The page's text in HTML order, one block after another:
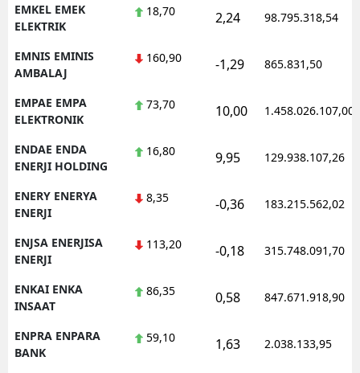
EMKEL EMEK
ELEKTRIK
18,70 2,24 98.795.318,54
EMNIS EMINIS
AMBALAJ
160,90 -1,29 865.831,50
EMPAE EMPA
ELEKTRONIK
73,70 10,00 1.458.026.107,00
ENDAE ENDA
ENERJI HOLDING
16,80 9,95 129.938.107,26
ENERY ENERYA
ENERJI
8,35 -0,36 183.215.562,02
ENJSA ENERJISA
ENERJI
113,20 -0,18 315.748.091,70
ENKAI ENKA
INSAAT
86,35 0,58 847.671.918,90
ENPRA ENPARA
BANK
59,10 1,63 2.038.133,95